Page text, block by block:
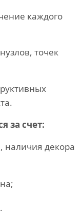
каждого
точек
за счет:
наличия декора